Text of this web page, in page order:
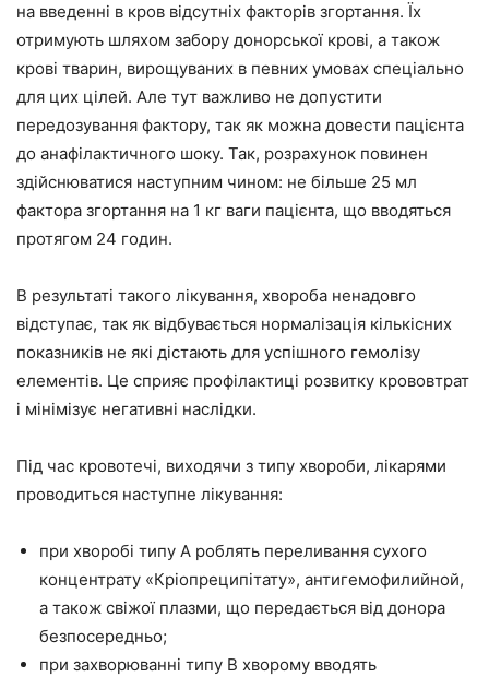
на введенні в кров відсутніх факторів згортання. Їх
отримують шляхом забору донорської крові, а також
крові тварин, вирощуваних в певних умовах спеціально
для цих цілей. Але тут важливо не допустити
передозування фактору, так як можна довести пацієнта
до анафілактичного шоку. Так, розрахунок повинен
здійснюватися наступним чином: не більше 25 мл
фактора згортання на 1 кг ваги пацієнта, що вводяться
протягом 24 годин.
В результаті такого лікування, хвороба ненадовго
відступає, так як відбувається нормалізація кількісних
показників не які дістають для успішного гемолізу
елементів. Це сприяє профілактиці розвитку крововтрат
і мінімізує негативні наслідки.
Під час кровотечі, виходячи з типу хвороби, лікарями
проводиться наступне лікування:
при хворобі типу А роблять переливання сухого
концентрату «Кріопреципітату», антигемофилийной,
а також свіжої плазми, що передається від донора
безпосередньо;
при захворюванні типу В хворому вводять